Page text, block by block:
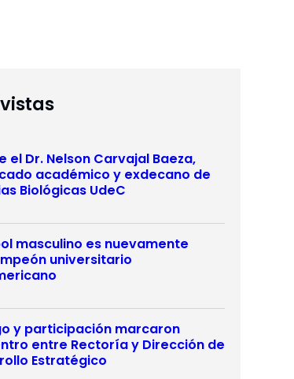
el Dr. Nelson Carvajal Baeza,
académico y exdecano de
Biológicas UdeC
masculino es nuevamente
universitario
y participación marcaron
entre Rectoría y Dirección de
Estratégico